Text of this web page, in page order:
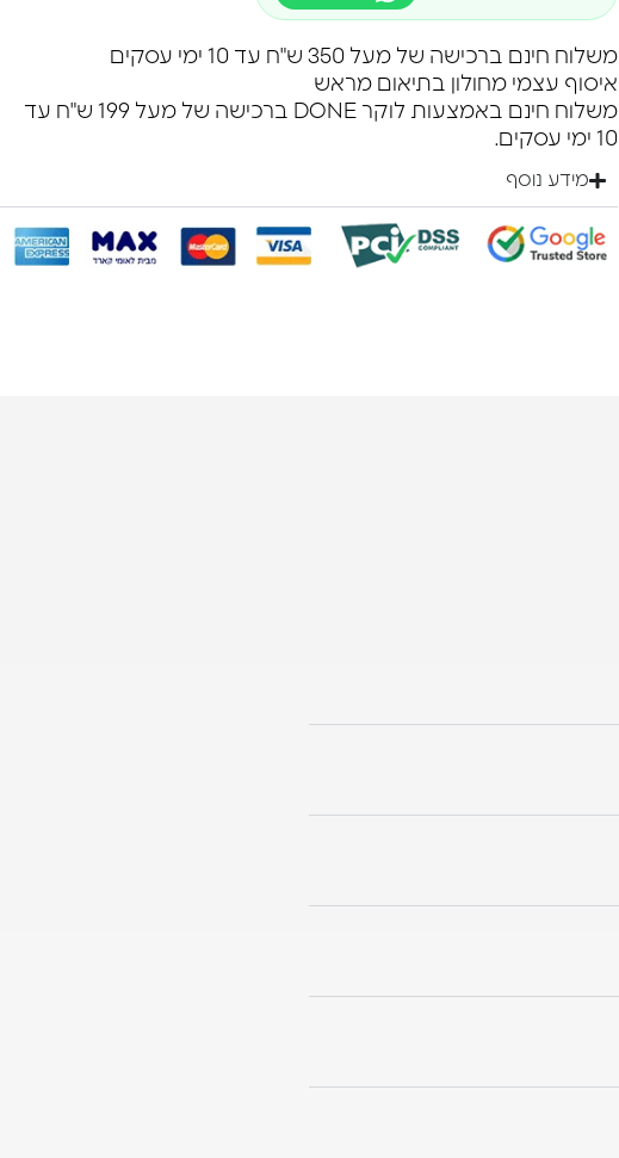
משלוח חינם ברכישה של מעל 350 ש"ח עד 10 ימי עסקים
איסוף עצמי מחולון בתיאום מראש
משלוח חינם באמצעות לוקר DONE ברכישה של מעל 199 ש"ח עד
10 ימי עסקים.
מידע נוסף